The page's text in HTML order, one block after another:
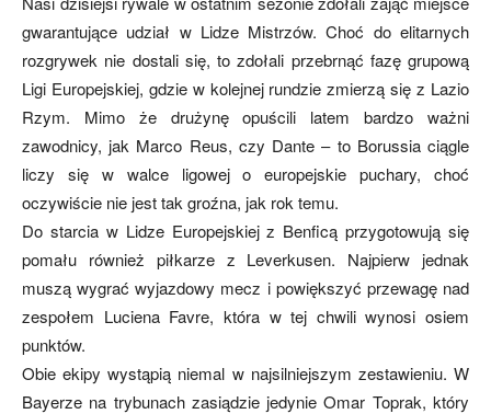
skład)
gwarantujące udział w Lidze Mistrzów. Choć do elitarnych
rozgrywek nie dostali się, to zdołali przebrnąć fazę grupową
Ligi Europejskiej, gdzie w kolejnej rundzie zmierzą się z Lazio
Rzym. Mimo że drużynę opuścili latem bardzo ważni
zawodnicy, jak Marco Reus, czy Dante – to Borussia ciągle
liczy się w walce ligowej o europejskie puchary, choć
oczywiście nie jest tak groźna, jak rok temu.
Do starcia w Lidze Europejskiej z Benficą przygotowują się
pomału również piłkarze z Leverkusen. Najpierw jednak
muszą wygrać wyjazdowy mecz i powiększyć przewagę nad
zespołem Luciena Favre, która w tej chwili wynosi osiem
punktów.
Obie ekipy wystąpią niemal w najsilniejszym zestawieniu. W
Bayerze na trybunach zasiądzie jedynie Omar Toprak, który